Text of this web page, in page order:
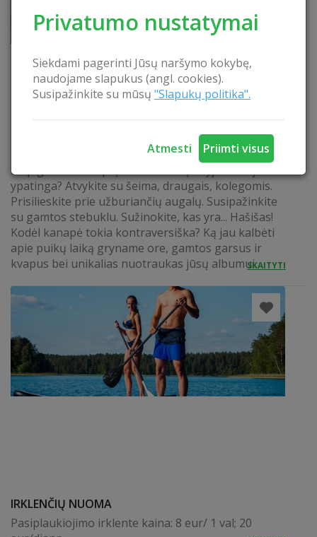
Privatumo nustatymai
Siekdami pagerinti Jūsų naršymo kokybę,
naudojame slapukus (angl. cookies).
Susipažinkite su mūsų "Slapukų politika".
Atmesti Priimti visus
KANAPIŲ ŪKIO LANKYMAS
Kaip gimsta kanapių arbata mūsų ūkyje? Kuo ji
ypatinga? Atvykite su šeima, draugais, kolegomis.
Prisilieskite prie užburiančių augalų. Susipažinkite
su gamtos stebuklu. Sužinokite, kas yra... Hašišas!
Kodėl kanapė tokia kontraversiška? Ką jau kalbėti
apie puikų laiką gryname ore, gamtos garsus ir
kvapus bei unikalias nuotraukas jūsų albumui.
SKAITYTI
IRKLENČIŲ NUOMA
Pasiplaukiojimo irklente kaina: 8 eur/ 1 val; 20